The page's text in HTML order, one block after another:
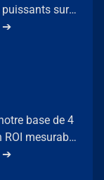
sur
➔
base de 4
mesurable
➔